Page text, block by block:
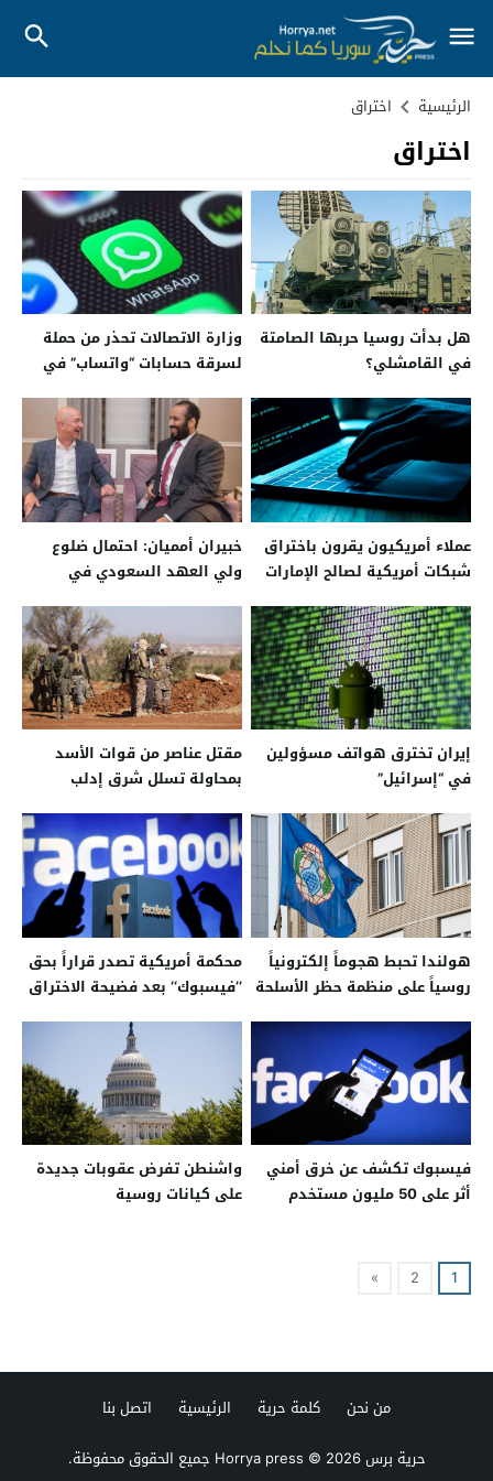
الرئيسية اختراق
اختراق
هل بدأت روسيا حربها الصامتة
في القامشلي؟
وزارة الاتصالات تحذر من حملة
لسرقة حسابات “واتساب” في
عملاء أمريكيون يقرون باختراق
شبكات أمريكية لصالح الإمارات
خبيران أمميان: احتمال ضلوع
ولي العهد السعودي في
إيران تخترق هواتف مسؤولين
في “إسرائيل”
مقتل عناصر من قوات الأسد
بمحاولة تسلل شرق إدلب
هولندا تحبط هجوماً إلكترونياً
روسياً على منظمة حظر الأسلحة
محكمة أمريكية تصدر قراراً بحق
’’فيسبوك‘‘ بعد فضيحة الاختراق
فيسبوك تكشف عن خرق أمني
أثر على 50 مليون مستخدم
واشنطن تفرض عقوبات جديدة
على كيانات روسية
1
2
»
من نحن كلمة حرية الرئيسية
اتصل بنا
حرية برس Horrya press© 2026 جميع الحقوق محفوظة.